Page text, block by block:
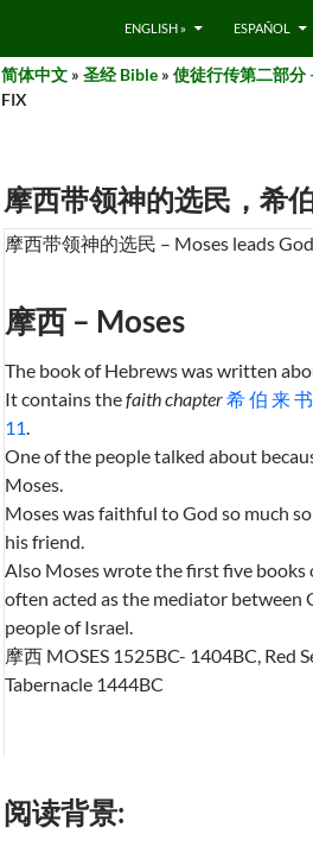
ENGLISH » ESPAÑOL
简体中文 » 圣经 Bible » 使徒行传第二部分
FIX
摩西带领神的选民，希
摩西带领神的选民 – Moses leads
摩西 – Moses
The book of Hebrews was written
It contains thefaith chapter希 伯 来
11.
One of the people talked about
Moses.
Moses was faithful to God so much
his friend.
Also Moses wrote the first five books
often acted as the mediator between
people of Israel.
摩西 MOSES 1525BC- 1404BC, Red
Tabernacle 1444BC
阅读背景: